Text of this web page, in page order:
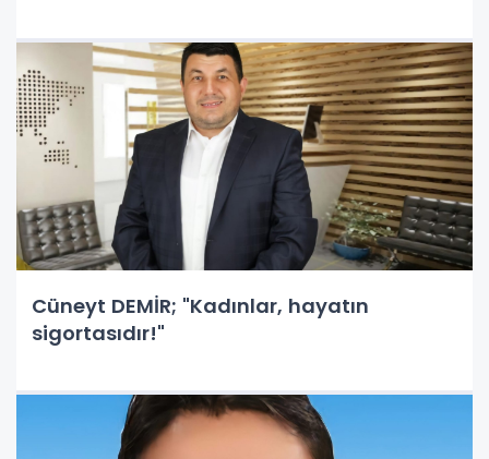
Cüneyt DEMİR; "Kadınlar, hayatın
sigortasıdır!"